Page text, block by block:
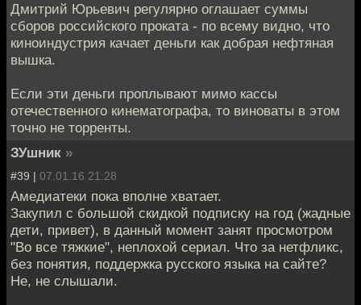
Дмитрий Юрьевич регулярно оглашает суммы
сборов российского проката - по всему видно, что
киноиндустрия качает деньги как добрая нефтяная
вышка.
Если эти деньги проплывают мимо кассы
отечественного кинематографа, то виноваты в этом
точно не торренты.
ЗУшник »
#39 | 07.01.16 21:28
Амедиатеки пока вполне хватает.
Закупил с большой скидкой подписку на год (жадные
дети, привет), в данный момент занят просмотром
"Во все тяжкие", неплохой сериал. Что за нетфликс,
без понятия, поддержка русского языка на сайте?
Не, не слышали.